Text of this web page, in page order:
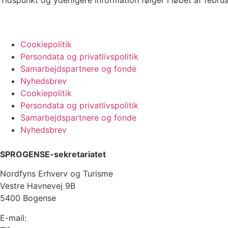
Cookiepolitik
Persondata og privatlivspolitik
Samarbejdspartnere og fonde
Nyhedsbrev
Cookiepolitik
Persondata og privatlivspolitik
Samarbejdspartnere og fonde
Nyhedsbrev
SPROGENSE-sekretariatet
Nordfyns Erhverv og Turisme
Vestre Havnevej 9B
5400 Bogense
E-mail: